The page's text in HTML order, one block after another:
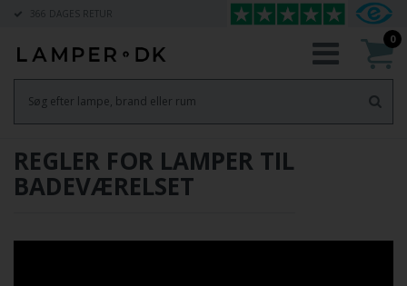
366 DAGES RETUR
0
REGLER FOR LAMPER TIL
BADEVÆRELSET